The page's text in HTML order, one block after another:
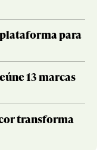
para
13 marcas
transforma